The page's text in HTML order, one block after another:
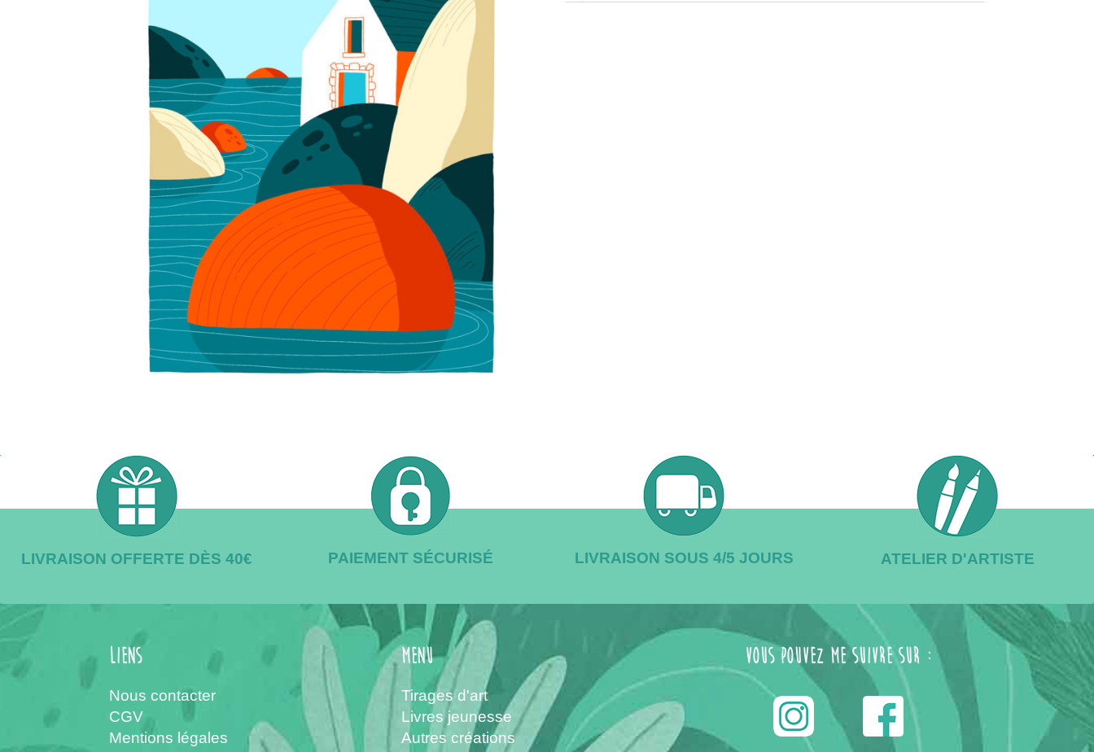
LIVRAISON OFFERTE DÈS 40€ PAIEMENT SÉCURISÉ LIVRAISON SOUS 4/5 JOURS ATELIER D'ARTISTE
Liens
Nous contacter
CGV
Mentions légales
menu
Tirages d'art
Livres jeunesse
Autres créations
Vous pouvez me suivre sur :
------